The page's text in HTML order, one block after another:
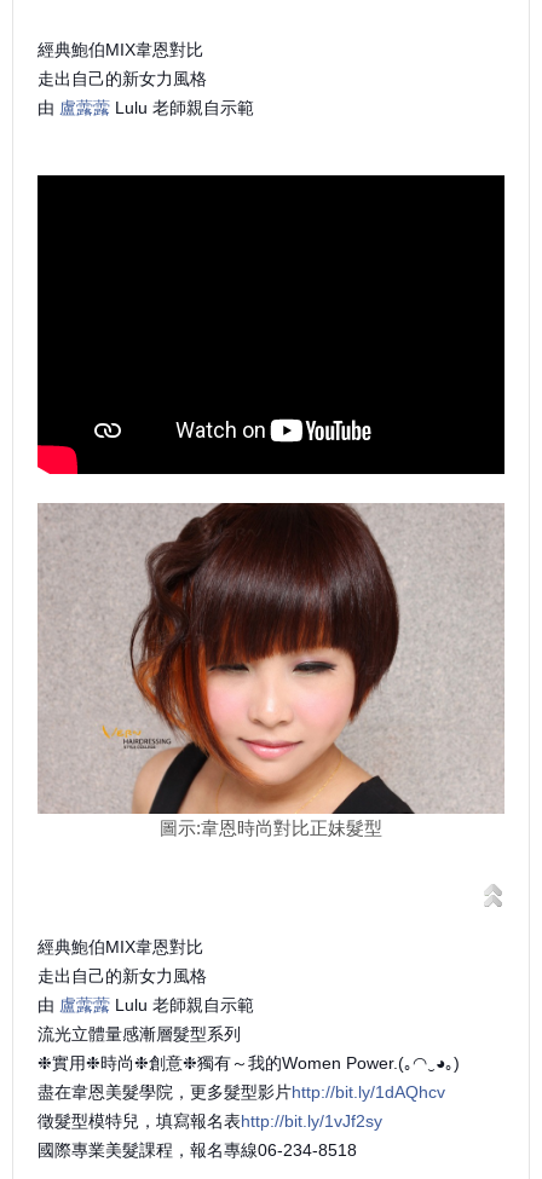
經典鮑伯MIX韋恩對比
走出自己的新女力風格
由 盧虂虂 Lulu 老師親自示範
圖示:韋恩時尚對比正妹髮型
經典鮑伯MIX韋恩對比
走出自己的新女力風格
由 盧虂虂 Lulu 老師親自示範
流光立體量感漸層髮型系列
❉實用❉時尚❉創意❉獨有～我的Women Power.(｡◠‿◕｡)
盡在韋恩美髮學院，更多髮型影片http://bit.ly/1dAQhcv
徵髮型模特兒，填寫報名表http://bit.ly/1vJf2sy
國際專業美髮課程，報名專線06-234-8518